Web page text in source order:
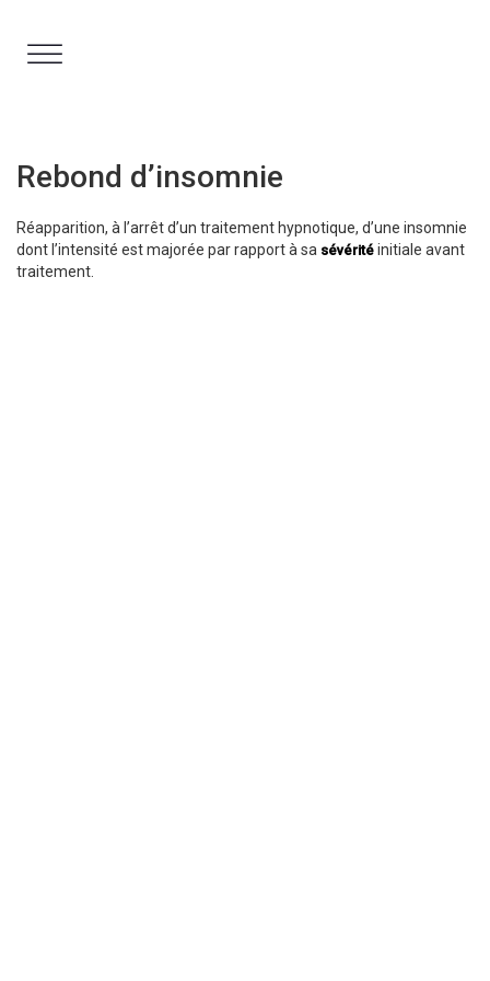
contenu
Rebond d’insomnie
Réapparition, à l’arrêt d’un traitement hypnotique, d’une insomnie
dont l’intensité est majorée par rapport à sa sévérité initiale avant
traitement.